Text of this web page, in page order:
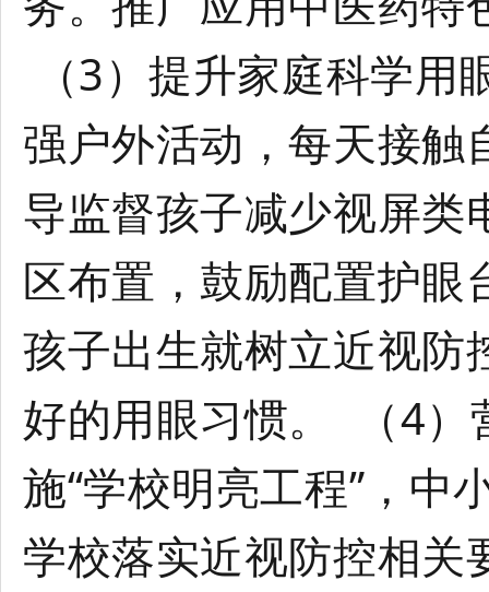
（3）提升家庭科学
强户外活动，每天接
导监督孩子减少视屏类
区布置，鼓励配置护眼
孩子出生就树立近视防
好的用眼习惯。 （4）
施“学校明亮工程”，中
学校落实近视防控相关